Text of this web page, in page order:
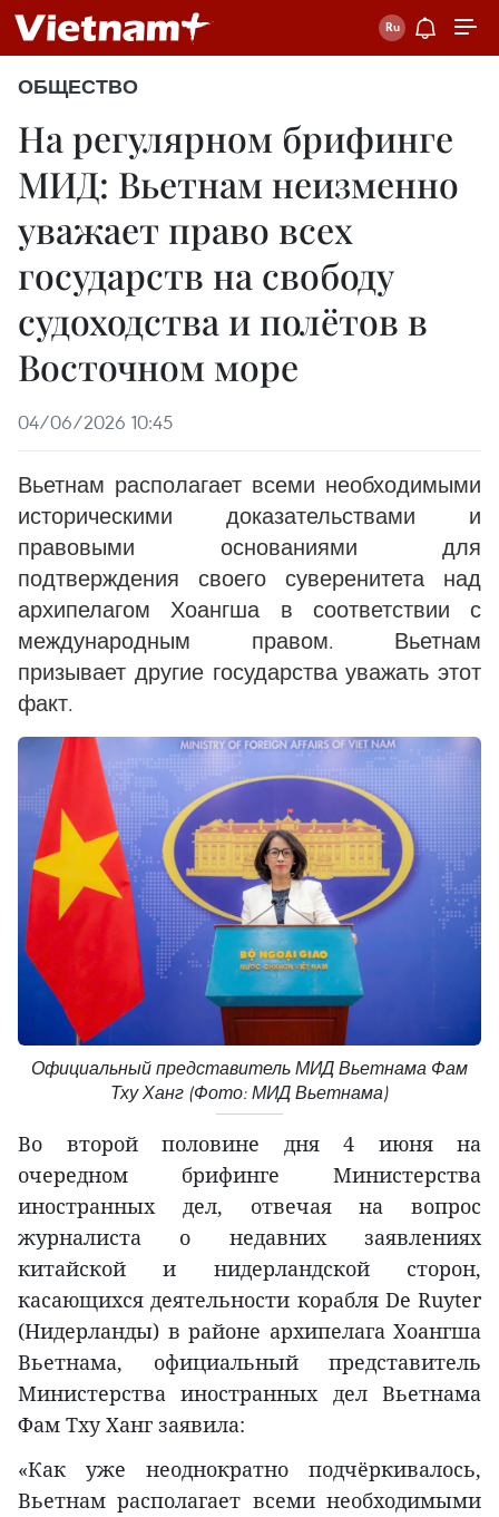
ОБЩЕСТВО
На регулярном брифинге
МИД: Вьетнам неизменно
уважает право всех
государств на свободу
судоходства и полётов в
Восточном море
04/06/2026 10:45
Вьетнам располагает всеми необходимыми
историческими доказательствами и
правовыми основаниями для
подтверждения своего суверенитета над
архипелагом Хоангша в соответствии с
международным правом. Вьетнам
призывает другие государства уважать этот
факт.
Официальный представитель МИД Вьетнама Фам
Тху Ханг (Фото: МИД Вьетнама)
Во второй половине дня 4 июня на
очередном брифинге Министерства
иностранных дел, отвечая на вопрос
журналиста о недавних заявлениях
китайской и нидерландской сторон,
касающихся деятельности корабля De Ruyter
(Нидерланды) в районе архипелага Хоангша
Вьетнама, официальный представитель
Министерства иностранных дел Вьетнама
Фам Тху Ханг заявила:
«Как уже неоднократно подчёркивалось,
Вьетнам располагает всеми необходимыми